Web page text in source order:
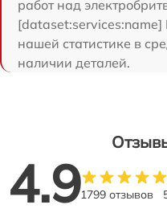
работ над
[dataset:services:name]
нашей статистике в
наличии деталей.
4.91799 отзывов